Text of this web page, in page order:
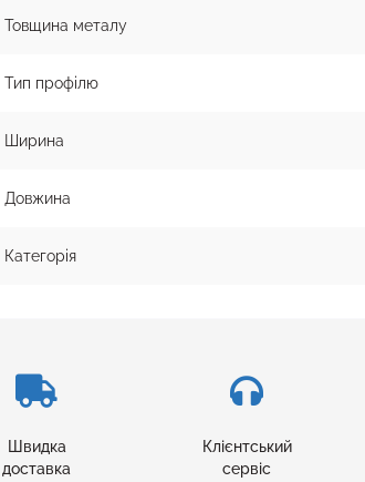
Товщина металу
Тип профілю
Ширина
Довжина
Категорія
Швидка
доставка
Клієнтський
сервіс